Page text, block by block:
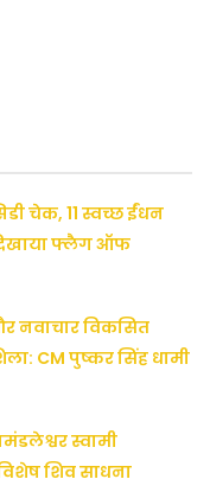
चेक, 11 स्वच्छ ईंधन
फ्लैग ऑफ
और नवाचार विकसित
CM पुष्कर सिंह धामी
स्वामी
शिव साधना